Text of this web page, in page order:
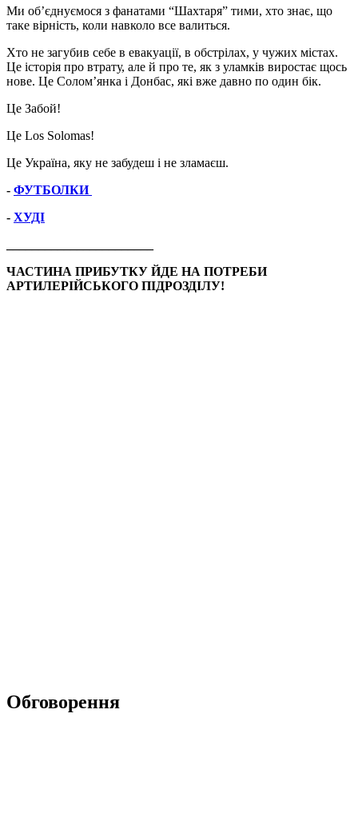
Ми об’єднуємося з фанатами “Шахтаря” тими, хто знає, що
таке вірність, коли навколо все валиться.
Хто не загубив себе в евакуації, в обстрілах, у чужих містах.
Це історія про втрату, але й про те, як з уламків виростає щось
нове. Це Солом’янка і Донбас, які вже давно по один бік.
Це Забой!
Це Los Solomas!
Це Україна, яку не забудеш і не зламаєш.
- ФУТБОЛКИ
- ХУДІ
ЧАСТИНА ПРИБУТКУ ЙДЕ НА ПОТРЕБИ
АРТИЛЕРІЙСЬКОГО ПІДРОЗДІЛУ!
Обговорення